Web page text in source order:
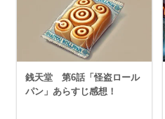
銭天堂 第6話「怪盗ロール
パン」あらすじ感想！